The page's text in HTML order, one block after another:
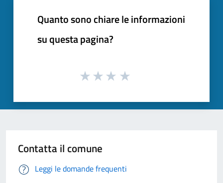
Quanto sono chiare le informazioni
su questa pagina?
Contatta il comune
Leggi le domande frequenti